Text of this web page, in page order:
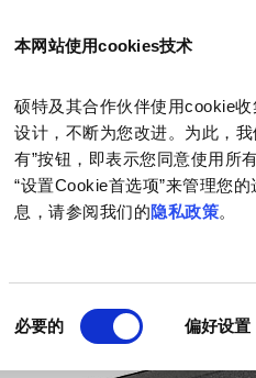
本网站使用cookies技术
硕特及其合作伙伴使用cookie
设计，不断为您改进。为此，
有”按钮，即表示您同意使用所
“设置Cookie首选项”来管理您
息，请参阅我们的隐私政策。
意
必要的 偏好设置
目录
DC Plugs / Sockets 4840.1201